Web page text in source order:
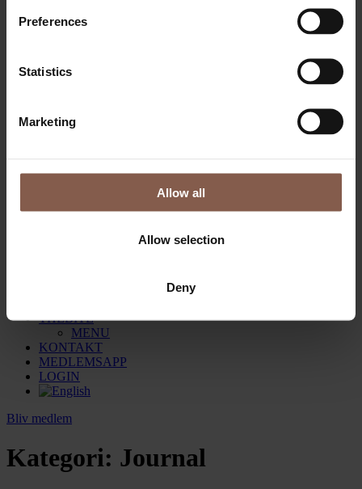
Preferences
Statistics
Marketing
Allow all
Allow selection
Deny
Priser
Søg job
PERSONLIG TRÆNING
SMALL GROUP PT
THEBITE
MENU
KONTAKT
MEDLEMSAPP
LOGIN
Bliv medlem
Kategori: Journal